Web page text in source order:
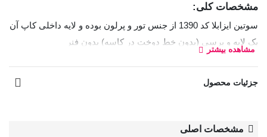
مشخصات کلی:
سوتین ایزابلا کد 1390 از جنس تور و پرلون بوده و لایه داخلی کاپ آن
یک لایه و پرسی (بدون خط دوخت در کاسه) بدون فنر
مشاهده بیشتر
جزئیات محصول
مشخصات اصلی